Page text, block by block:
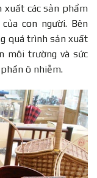
xuất các sản phẩm
con người. Bên
quá trình sản xuất
môi trường và sức
ô nhiễm.